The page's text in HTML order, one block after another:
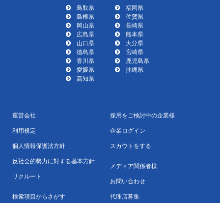
鳥取県
島根県
岡山県
広島県
山口県
徳島県
香川県
愛媛県
高知県
福岡県
佐賀県
長崎県
熊本県
大分県
宮崎県
鹿児島県
沖縄県
運営会社
利用規定
個人情報保護法方針
反社会的勢力に対する基本方針
リクルート
検索項目からさがす
採用をご検討中の企業様
企業ログイン
スカウトをする
メディア関係者様
お問い合わせ
代理店募集